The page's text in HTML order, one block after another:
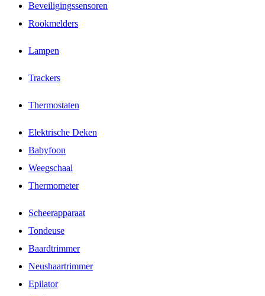
Beveiligingssensoren
Rookmelders
Lampen
Trackers
Thermostaten
Elektrische Deken
Babyfoon
Weegschaal
Thermometer
Scheerapparaat
Tondeuse
Baardtrimmer
Neushaartrimmer
Epilator